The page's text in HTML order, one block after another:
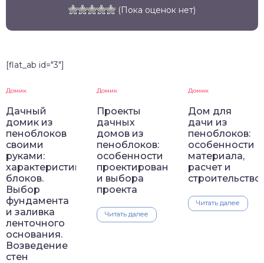
(Пока оценок нет)
[flat_ab id="3"]
Домик
Дачный
домик из
пеноблоков
своими
руками:
характеристики
блоков.
Выбор
фундамента
и заливка
ленточного
основания.
Возведение
стен
Домик
Проекты
дачных
домов из
пеноблоков:
особенности
проектирования
и выбора
проекта
Читать далее
Домик
Дом для
дачи из
пеноблоков:
особенности
материала,
расчет и
строительство
Читать далее